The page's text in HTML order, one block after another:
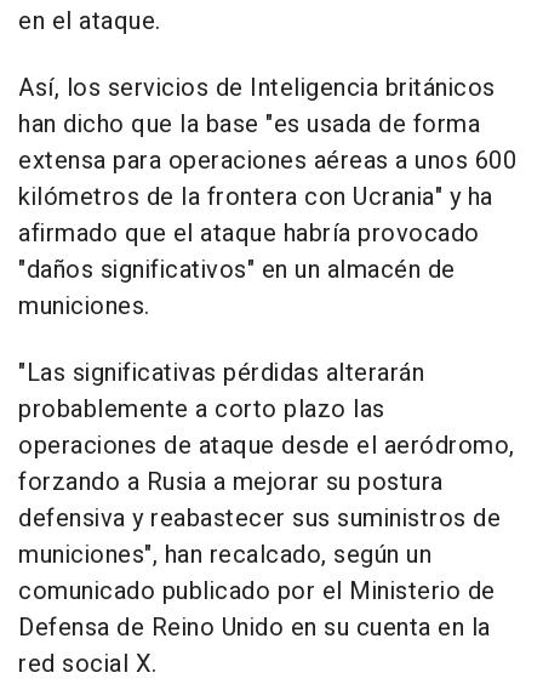
en el ataque.
Así, los servicios de Inteligencia británicos
han dicho que la base "es usada de forma
extensa para operaciones aéreas a unos 600
kilómetros de la frontera con Ucrania" y ha
afirmado que el ataque habría provocado
"daños significativos" en un almacén de
municiones.
"Las significativas pérdidas alterarán
probablemente a corto plazo las
operaciones de ataque desde el aeródromo,
forzando a Rusia a mejorar su postura
defensiva y reabastecer sus suministros de
municiones", han recalcado, según un
comunicado publicado por el Ministerio de
Defensa de Reino Unido en su cuenta en la
red social X.